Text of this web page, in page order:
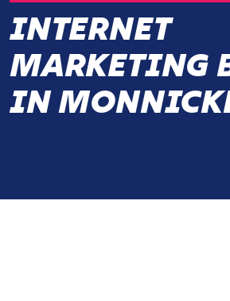
INTERNET
MARKETING
IN